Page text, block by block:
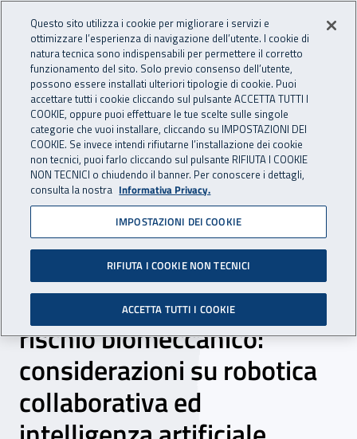
INAIL - Istituto Nazionale
RICERCA E
INNOVAZIONE
TECNOLOGICA
Apri cerca
Navigazione principale
Navigazione - Ti trovi in:
Home Ricerca e Innovazione tecnologica
Come fare per
Formazione in collaborazione con le Università
Master Sapienza Università di Roma-Inail
Corsi di alta formazione
Nuove metodologie per la valutazione e
gestione del rischio biomeccanico: considerazioni su robotica
collaborativa ed intelligenza artificiale
Nuove metodologie per la
valutazione e gestione del
rischio biomeccanico:
considerazioni su robotica
collaborativa ed
Questo sito utilizza i cookie per migliorare i servizi e
ottimizzare l’esperienza di navigazione dell’utente. I cookie di
natura tecnica sono indispensabili per permettere il corretto
funzionamento del sito. Solo previo consenso dell’utente,
possono essere installati ulteriori tipologie di cookie. Puoi
accettare tutti i cookie cliccando sul pulsante ACCETTA TUTTI I
COOKIE, oppure puoi effettuare le tue scelte sulle singole
categorie che vuoi installare, cliccando su IMPOSTAZIONI DEI
COOKIE. Se invece intendi rifiutarne l’installazione dei cookie
non tecnici, puoi farlo cliccando sul pulsante RIFIUTA I COOKIE
NON TECNICI o chiudendo il banner. Per conoscere i dettagli,
consulta la nostra Informativa Privacy.
IMPOSTAZIONI DEI COOKIE
RIFIUTA I COOKIE NON TECNICI
ACCETTA TUTTI I COOKIE